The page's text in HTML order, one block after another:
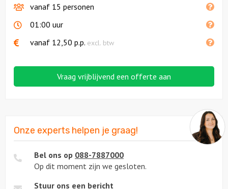
vanaf 15 personen
01:00 uur
vanaf 12,50 p.p. excl. btw
Vraag vrijblijvend een offerte aan
Onze experts helpen je graag!
Bel ons op 088-7887000
Op dit moment zijn we gesloten.
Stuur ons een bericht